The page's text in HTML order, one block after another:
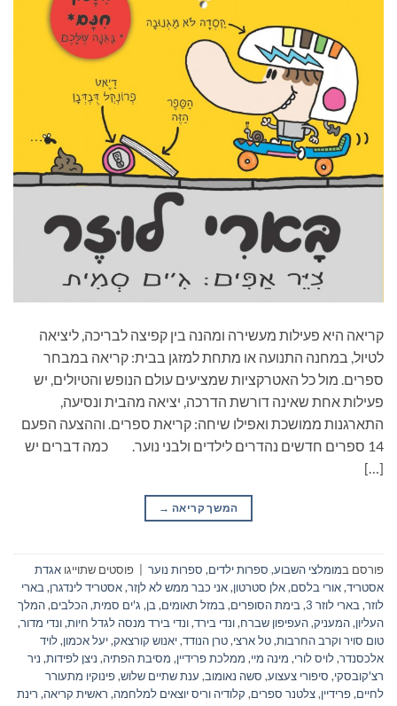
קריאה היא פעילות מעשירה ומהנה בין קפיצה לבריכה, ליציאה
לטיול, במחנה התנועה או מתחת למזגן בבית: קריאה במבחר
ספרים. מול כל האטרקציות שמציעים עולם הנופש והטיולים, יש
פעילות אחת שאינה דורשת הדרכה, יציאה מהבית ונסיעה,
התארגנות ממושכת ואפילו שיחה: קריאת ספרים. וההצעה הפעם
14 ספרים חדשים נהדרים לילדים ולבני נוער. כמה דברים יש
[…]
המשך קריאה →
פורסם במומלצי השבוע, ספרות ילדים, ספרות נוער פוסטים שתוייגו אגדת
אסטריד,אורי בלסם,אלן סטרטון,אני כבר ממש לא לןזר,אסטריד לינדגרן, בארי
לוזר, בארי לוזר 3 , בימת הסופרים, במזל תאומים, בן, ג'ים סמית,הכלבים,המלך
העליון,המעניק,העפיפון שברח,ונדי בירד,ונדי בירד מנסה לגדל חיות,ונדי מדור,
טום סויר וקרב החרבות,טל ארצי,טרן הנודד,יאנוש קורצאק,יעל אכמון,לויד
אלכסנדר,לויס לורי, מינה מיי, ממלכת פרידיין, מסיבת הפתיה, ניצן לפידות, ניר
רצ'קובסקי, סיפורי צעצוע, סשה נאומוב, ענת שתיים שלוש,פינוקיו מתעורר
לחיים,פרידיין,צלטנר ספרים, קלודיה וריס יוצאים למלחמה, ראשית קריאה, רינת